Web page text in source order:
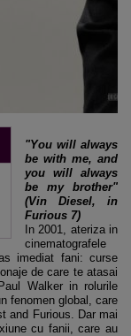
"You will always
be with me, and
you will always
be my brother"
(Vin Diesel, in
Furious 7)
In 2001, ateriza in
cinematografele
imediat fani: curse
de care te atasai
Walker in rolurile
fenomen global, care
and Furious. Dar mai
cu fanii, care au